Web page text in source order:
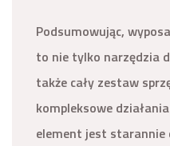
Podsumowując,
to nie tylko narzędzia
także cały zestaw
kompleksowe
element jest starannie